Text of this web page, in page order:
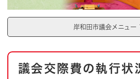
とじる
とじる
岸和田市議会メニュー
本
議会交際費の執行状